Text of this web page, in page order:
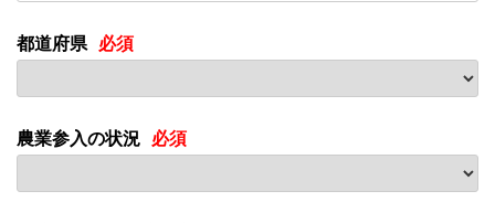
都道府県
農業参入の状況